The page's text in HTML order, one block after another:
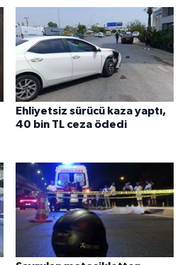
Ehliyetsiz sürücü kaza yaptı,
40 bin TL ceza ödedi